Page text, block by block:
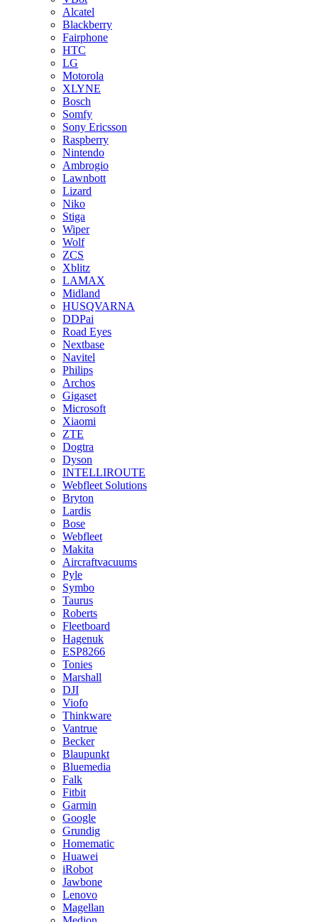
Alcatel
Blackberry
Fairphone
HTC
LG
Motorola
XLYNE
Bosch
Somfy
Sony Ericsson
Raspberry
Nintendo
Ambrogio
Lawnbott
Lizard
Niko
Stiga
Wiper
Wolf
ZCS
Xblitz
LAMAX
Midland
HUSQVARNA
DDPai
Road Eyes
Nextbase
Navitel
Philips
Archos
Gigaset
Microsoft
Xiaomi
ZTE
Dogtra
Dyson
INTELLIROUTE
Webfleet Solutions
Bryton
Lardis
Bose
Webfleet
Makita
Aircraftvacuums
Pyle
Symbo
Taurus
Roberts
Fleetboard
Hagenuk
ESP8266
Tonies
Marshall
DJI
Viofo
Thinkware
Vantrue
Becker
Blaupunkt
Bluemedia
Falk
Fitbit
Garmin
Google
Grundig
Homematic
Huawei
iRobot
Jawbone
Lenovo
Magellan